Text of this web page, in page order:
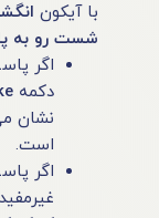
با آیکون
شست رو به
اگر
دکمه
نشان
است.
اگر